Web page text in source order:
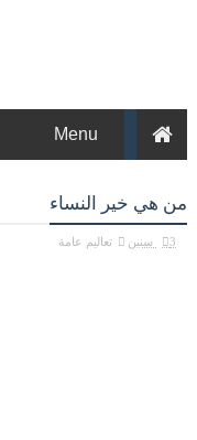
من هي خير النساء
3 سنين تعاليم عامة